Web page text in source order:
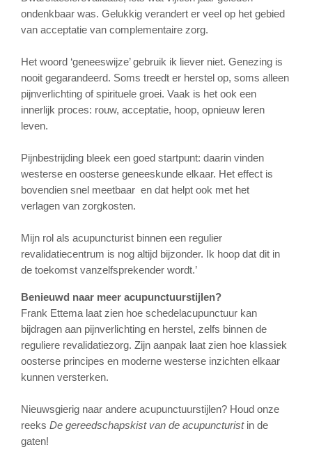
ondenkbaar was. Gelukkig verandert er veel op het gebied
van acceptatie van complementaire zorg.
Het woord ‘geneeswijze’ gebruik ik liever niet. Genezing is
nooit gegarandeerd. Soms treedt er herstel op, soms alleen
pijnverlichting of spirituele groei. Vaak is het ook een
innerlijk proces: rouw, acceptatie, hoop, opnieuw leren
leven.
Pijnbestrijding bleek een goed startpunt: daarin vinden
westerse en oosterse geneeskunde elkaar. Het effect is
bovendien snel meetbaar en dat helpt ook met het
verlagen van zorgkosten.
Mijn rol als acupuncturist binnen een regulier
revalidatiecentrum is nog altijd bijzonder. Ik hoop dat dit in
de toekomst vanzelfsprekender wordt.’
Benieuwd naar meer acupunctuurstijlen?
Frank Ettema laat zien hoe schedelacupunctuur kan
bijdragen aan pijnverlichting en herstel, zelfs binnen de
reguliere revalidatiezorg. Zijn aanpak laat zien hoe klassiek
oosterse principes en moderne westerse inzichten elkaar
kunnen versterken.
Nieuwsgierig naar andere acupunctuurstijlen? Houd onze
reeksDe gereedschapskist van de acupuncturistin de
gaten!